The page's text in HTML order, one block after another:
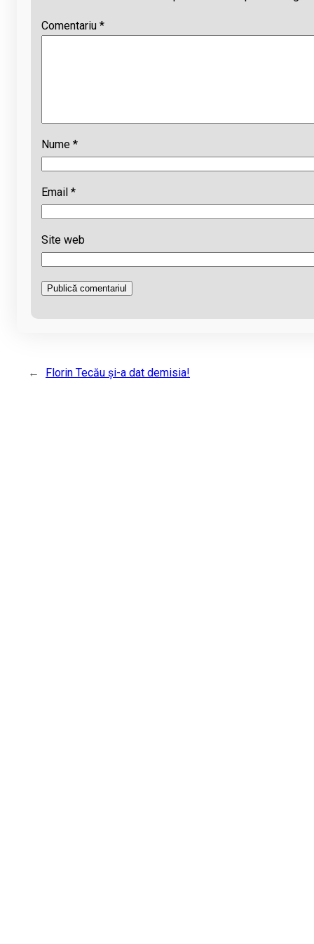
Comentariu *
Nume *
Email *
Site web
← Florin Tecău și-a dat demisia!